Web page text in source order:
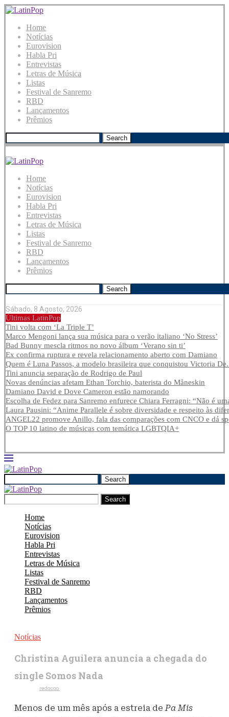
Home
Notícias
Eurovision
Habla Pri
Entrevistas
Letras de Música
Listas
Festival de Sanremo
RBD
Lançamentos
Prêmios
Search
Home
Notícias
Eurovision
Habla Pri
Entrevistas
Letras de Música
Listas
Festival de Sanremo
RBD
Lançamentos
Prêmios
Search
Sábado, 8 Agosto, 2026
Últimas LatinPop
Tini volta com ‘La Triple T’
Marco Mengoni lança sua música para o verão italiano ‘No Stress’
Bad Bunny mescla ritmos no novo álbum ‘Verano sin ti’
Ex confirma ruptura e revela relacionamento aberto com Damiano
Quem é Luna Passos, a modelo brasileira que conquistou Victoria
Tini anuncia separação de Rodrigo de Paul
Novas denúncias afetam Ethan Torchio, baterista do Måneskin
Damiano David e Dove Cameron estão namorando
Escolha de Fedez para Sanremo enfurece Chiara Ferragni: “Não é
Laura Pausini: “Anime Parallele é sobre diversidade e respeito às
ANGEL22 promove Anillo, fala das comparações com CNCO e dá
O TOP 10 latino de músicas com temática LGBTQIA+
Search
Search
Home
Notícias
Eurovision
Habla Pri
Entrevistas
Letras de Música
Listas
Festival de Sanremo
RBD
Lançamentos
Prêmios
Notícias
Christina Aguilera anuncia a chegada do
single Somos Nada
redacao
Menos de um mês após a estreia de Pa Mis